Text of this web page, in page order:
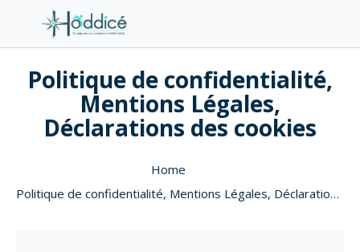
Politique de confidentialité,
Mentions Légales,
Déclarations des cookies
Home
Politique de confidentialité, Mentions Légales, Déclarations des cookies